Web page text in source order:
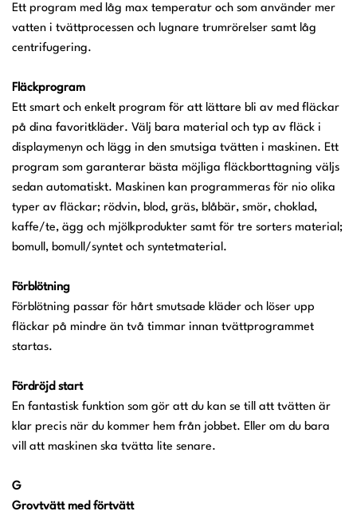
Ett program med låg max temperatur och som använder mer
vatten i tvättprocessen och lugnare trumrörelser samt låg
centrifugering.
Fläckprogram
Ett smart och enkelt program för att lättare bli av med fläckar
på dina favoritkläder. Välj bara material och typ av fläck i
displaymenyn och lägg in den smutsiga tvätten i maskinen. Ett
program som garanterar bästa möjliga fläckborttagning väljs
sedan automatiskt. Maskinen kan programmeras för nio olika
typer av fläckar; rödvin, blod, gräs, blåbär, smör, choklad,
kaffe/te, ägg och mjölkprodukter samt för tre sorters material;
bomull, bomull/syntet och syntetmaterial.
Förblötning
Förblötning passar för hårt smutsade kläder och löser upp
fläckar på mindre än två timmar innan tvättprogrammet
startas.
Fördröjd start
En fantastisk funktion som gör att du kan se till att tvätten är
klar precis när du kommer hem från jobbet. Eller om du bara
vill att maskinen ska tvätta lite senare.
G
Grovtvätt med förtvätt